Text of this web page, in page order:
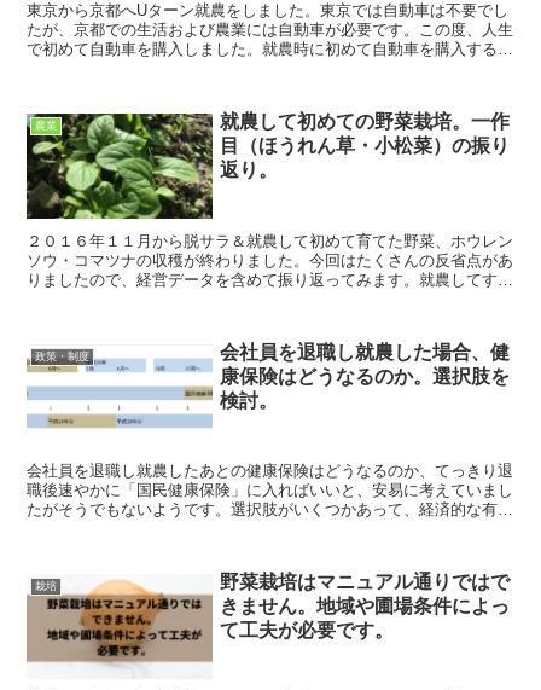
東京から京都へUターン就農をしました。東京では自動車は不要でし
たが、京都での生活および農業には自動車が必要です。この度、人生
で初めて自動車を購入しました。就農時に初めて自動車を購入する人
農業
就農して初めての野菜栽培。一作
目（ほうれん草・小松菜）の振り
返り。
２０１６年１１月から脱サラ＆就農して初めて育てた野菜、ホウレン
ソウ・コマツナの収穫が終わりました。今回はたくさんの反省点があ
りましたので、経営データを含めて振り返ってみます。就農してすぐ
政策・制度
会社員を退職し就農した場合、健
康保険はどうなるのか。選択肢を
検討。
会社員を退職し就農したあとの健康保険はどうなるのか、てっきり退
職後速やかに「国民健康保険」に入ればいいと、安易に考えていまし
たがそうでもないようです。選択肢がいくつかあって、経済的な有利
栽培
野菜栽培はマニュアル通りではで
きません。地域や圃場条件によっ
て工夫が必要です。